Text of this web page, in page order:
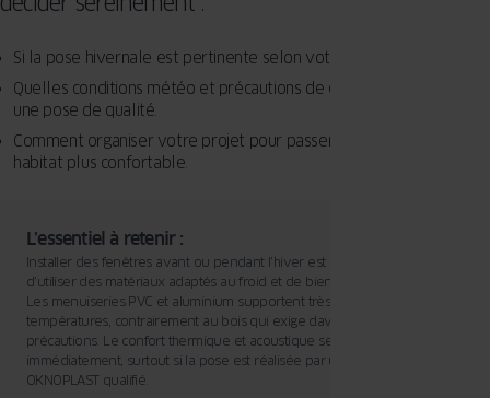
Si la pose hivernale est pertinente selon votre situation.
Quelles conditions météo et précautions de chantier garantissent
une pose de qualité.
Comment organiser votre projet pour passer l’hiver dans un
habitat plus confortable.
L’essentiel à retenir :
Installer des fenêtres avant ou pendant l’hiver est possible à condition
d’utiliser des matériaux adaptés au froid et de bien planifier le chantier.
Les menuiseries PVC et aluminium supportent très bien les basses
températures, contrairement au bois qui exige davantage de
précautions. Le confort thermique et acoustique se ressent
immédiatement, surtout si la pose est réalisée par un partenaire
OKNOPLAST qualifié.